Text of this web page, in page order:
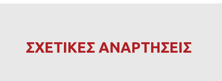
ΣΧΕΤΙΚΕΣ ΑΝΑΡΤΗΣΕΙΣ